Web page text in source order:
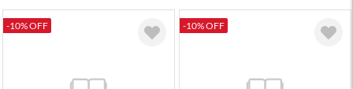
-10% OFF -10% OFF